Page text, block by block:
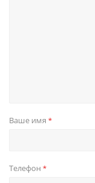
Ваше имя *
Телефон *